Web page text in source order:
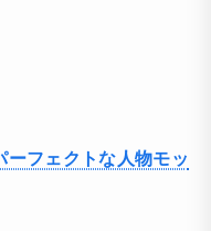
フェクトな人物モッ